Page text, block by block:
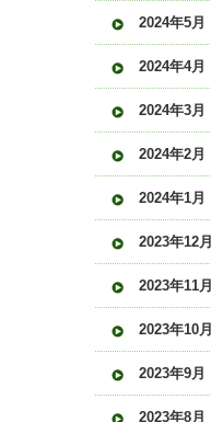
2024年5月
2024年4月
2024年3月
2024年2月
2024年1月
2023年12月
2023年11月
2023年10月
2023年9月
2023年8月